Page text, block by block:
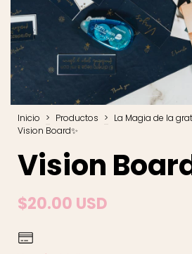
Inicio > Productos > La Magia de la
Vision Board✨
Vision
$20.00 USD